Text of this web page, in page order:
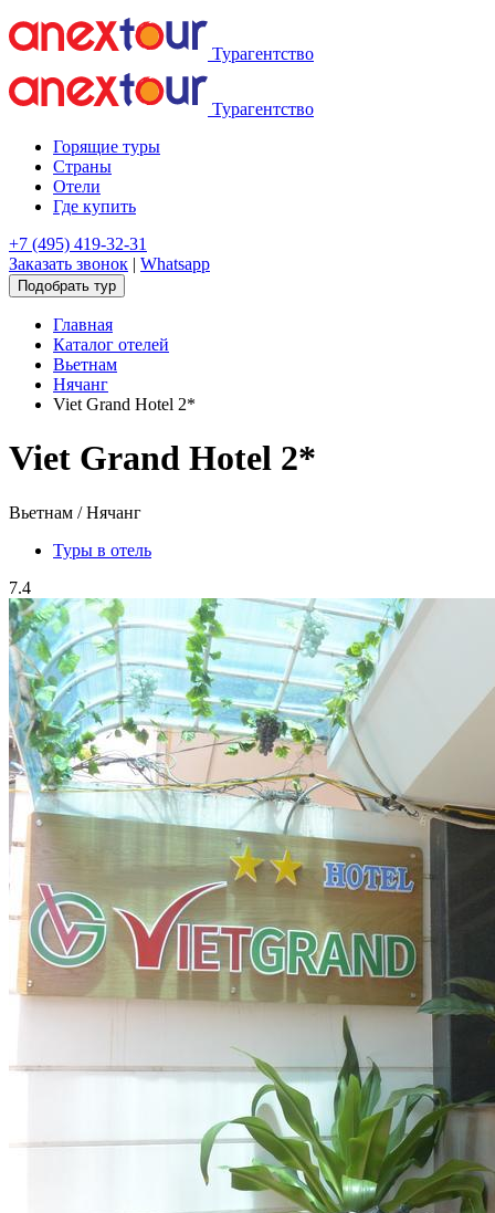
Турагентство
Турагентство
Горящие туры
Страны
Отели
Где купить
+7 (495) 419-32-31
Заказать звонок | Whatsapp
Подобрать тур
Главная
Каталог отелей
Вьетнам
Нячанг
Viet Grand Hotel 2*
Viet Grand Hotel 2*
Вьетнам / Нячанг
Туры в отель
7.4